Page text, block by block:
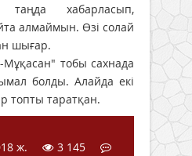
таңда хабарласып,
алмаймын. Өзі солай
шығар.
Мұқасан" тобы сахнада
болды. Алайда екі
топты таратқан.
ж.
3 145